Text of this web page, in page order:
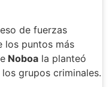
de fuerzas
los puntos más
Noboa la planteó
grupos criminales.